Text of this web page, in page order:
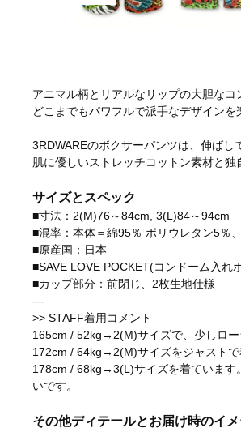
アニマル柄とリアルなリップの大胆なコ
どこまでもパワフルで派手なデザインを
3RDWAREのボクサーパンツは、伸ばし
肌に優しいストレッチコットン素材と独
サイズとスペック
■寸法：2(M)76～84cm, 3(L)84～94cm
■混率：本体＝綿95％ ポリウレタン5％
■原産国：日本
■SAVE LOVE POCKET(コンドーム入れ
■カップ部分：前閉じ、2枚生地仕様
---
>> STAFF着用コメント
165cm / 52kg→2(M)サイズで、少しロー
172cm / 64kg→2(M)サイズをジャストで
178cm / 68kg→3(L)サイズを着ています
いです。
その他ディテールとお届け時のイ